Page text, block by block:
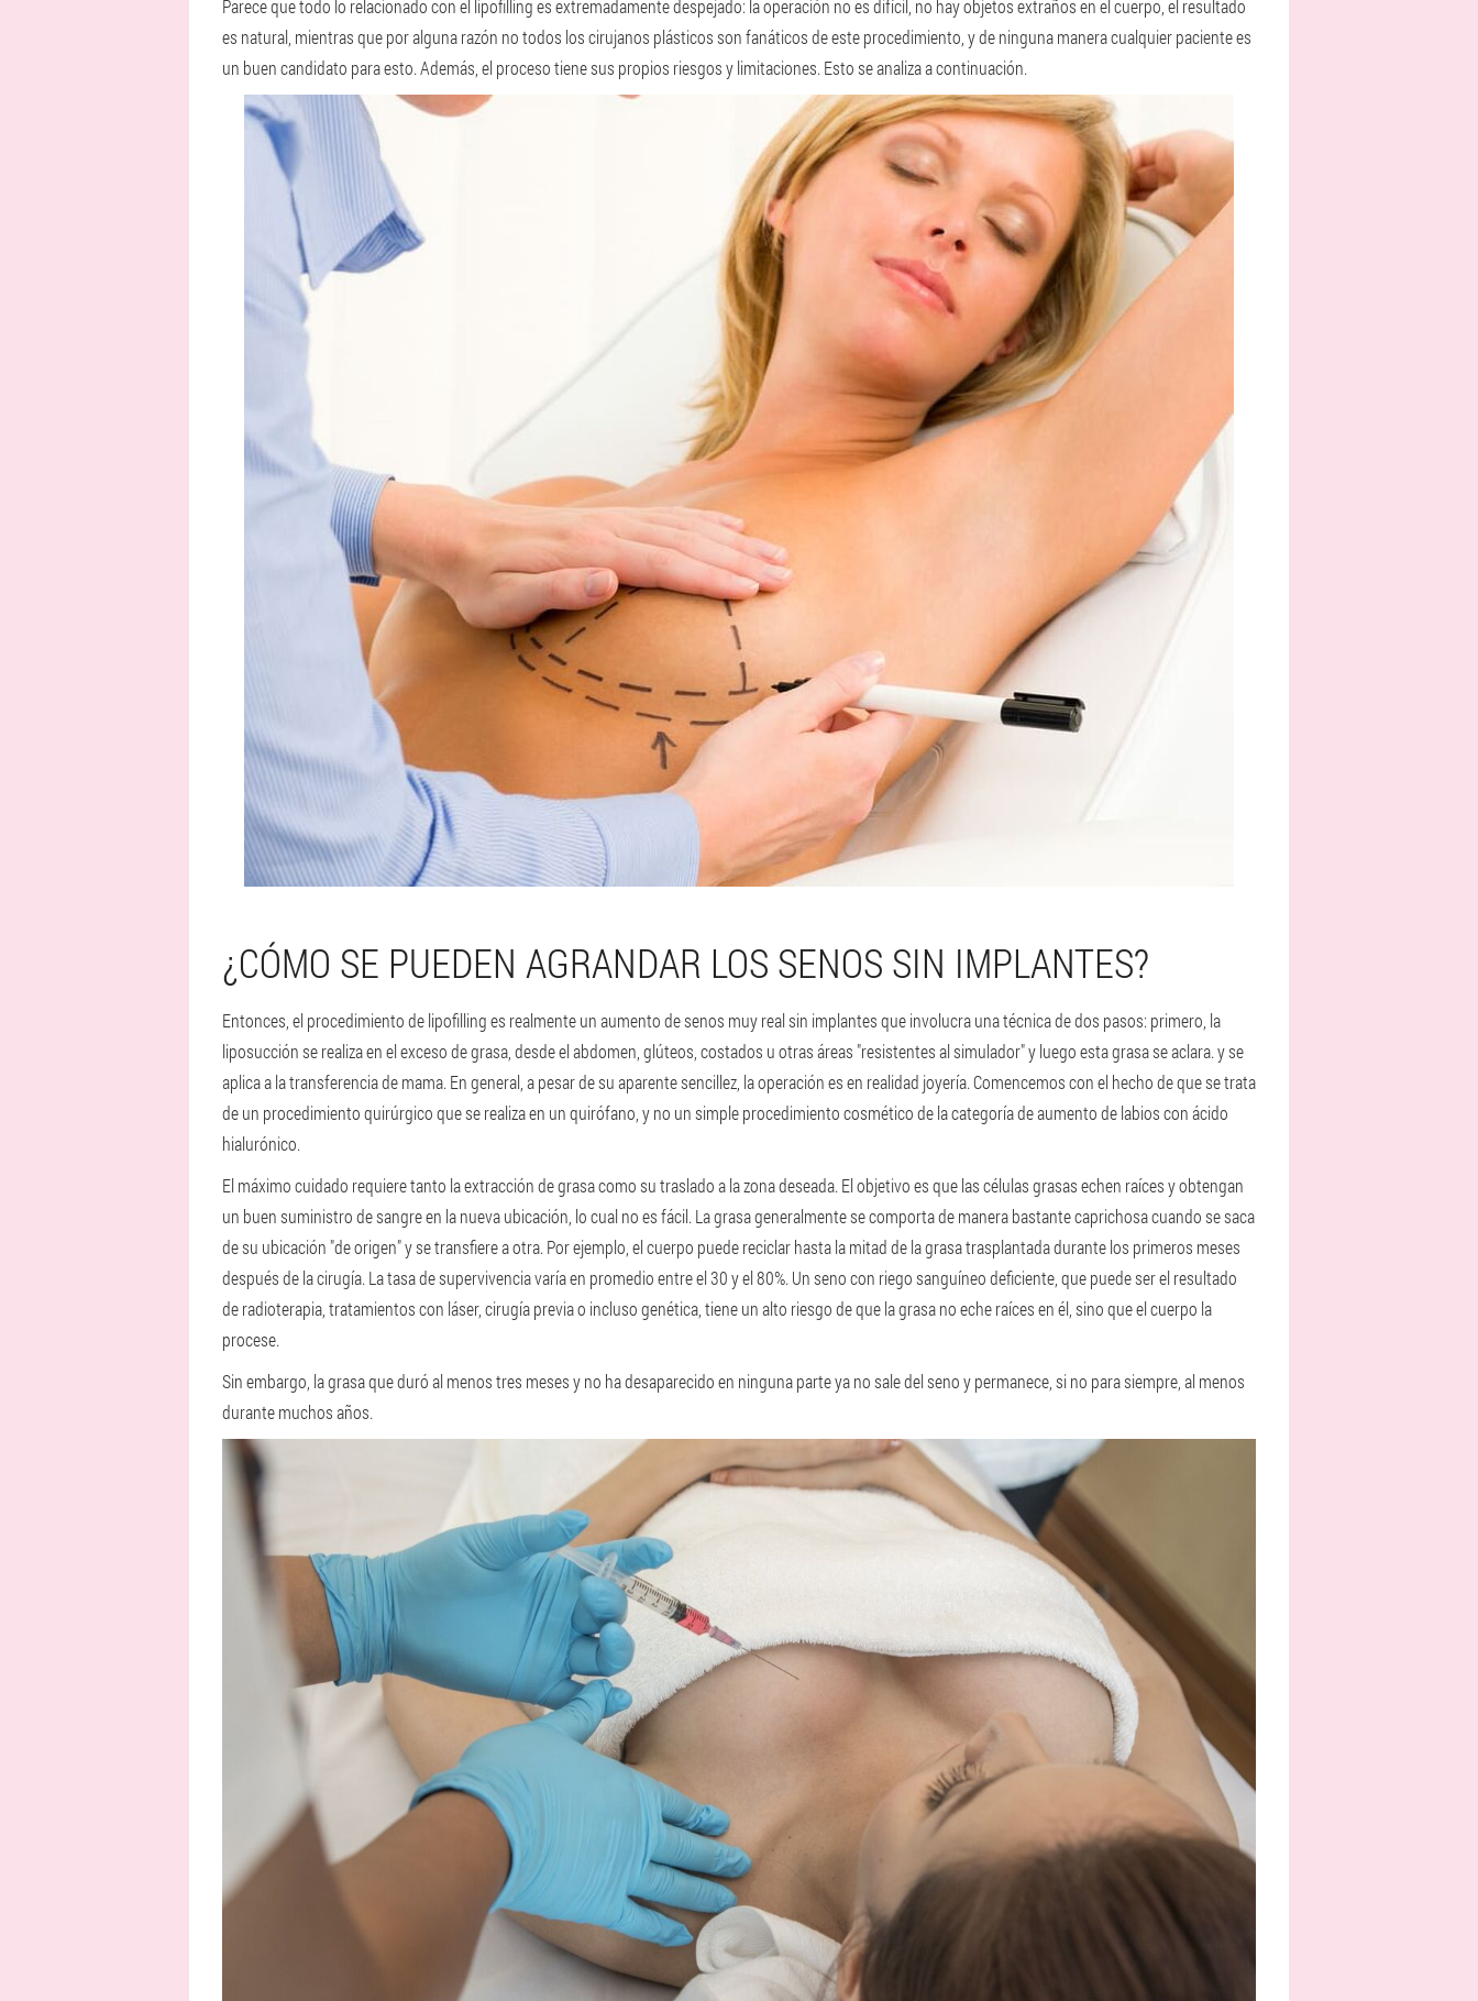
Parece que todo lo relacionado con el lipofilling es extremadamente despejado: la operación no es difícil, no hay objetos extraños en el cuerpo, el resultado
es natural, mientras que por alguna razón no todos los cirujanos plásticos son fanáticos de este procedimiento, y de ninguna manera cualquier paciente es
un buen candidato para esto. Además, el proceso tiene sus propios riesgos y limitaciones. Esto se analiza a continuación.
¿CÓMO SE PUEDEN AGRANDAR LOS SENOS SIN IMPLANTES?
Entonces, el procedimiento de lipofilling es realmente un aumento de senos muy real sin implantes que involucra una técnica de dos pasos: primero, la
liposucción se realiza en el exceso de grasa, desde el abdomen, glúteos, costados u otras áreas "resistentes al simulador" y luego esta grasa se aclara. y se
aplica a la transferencia de mama. En general, a pesar de su aparente sencillez, la operación es en realidad joyería. Comencemos con el hecho de que se trata
de un procedimiento quirúrgico que se realiza en un quirófano, y no un simple procedimiento cosmético de la categoría de aumento de labios con ácido
hialurónico.
El máximo cuidado requiere tanto la extracción de grasa como su traslado a la zona deseada. El objetivo es que las células grasas echen raíces y obtengan
un buen suministro de sangre en la nueva ubicación, lo cual no es fácil. La grasa generalmente se comporta de manera bastante caprichosa cuando se saca
de su ubicación "de origen" y se transfiere a otra. Por ejemplo, el cuerpo puede reciclar hasta la mitad de la grasa trasplantada durante los primeros meses
después de la cirugía. La tasa de supervivencia varía en promedio entre el 30 y el 80%. Un seno con riego sanguíneo deficiente, que puede ser el resultado
de radioterapia, tratamientos con láser, cirugía previa o incluso genética, tiene un alto riesgo de que la grasa no eche raíces en él, sino que el cuerpo la
procese.
Sin embargo, la grasa que duró al menos tres meses y no ha desaparecido en ninguna parte ya no sale del seno y permanece, si no para siempre, al menos
durante muchos años.